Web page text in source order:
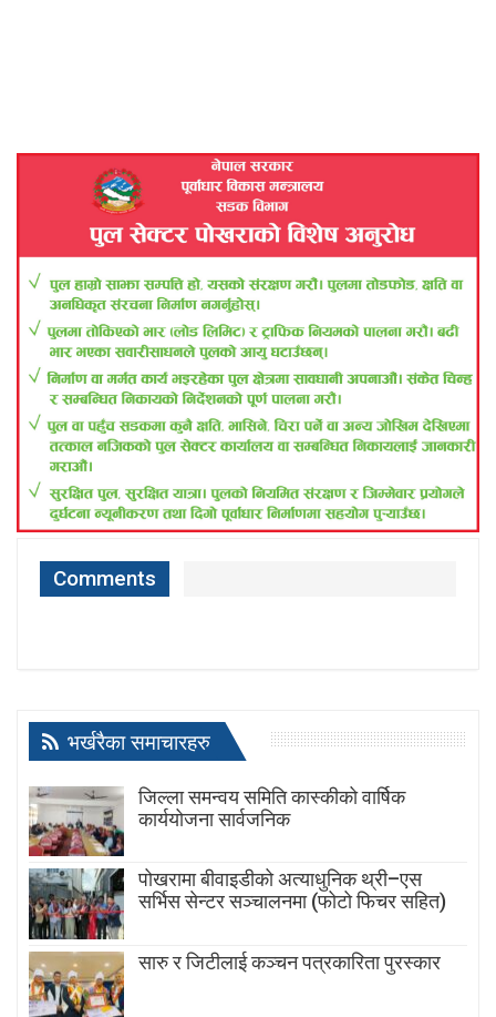
Comments
भर्खरैका समाचारहरु
जिल्ला समन्वय समिति कास्कीको वार्षिक
कार्ययोजना सार्वजनिक
पोखरामा बीवाइडीको अत्याधुनिक थ्री–एस
सर्भिस सेन्टर सञ्चालनमा (फोटो फिचर सहित)
सारु र जिटीलाई कञ्चन पत्रकारिता पुरस्कार